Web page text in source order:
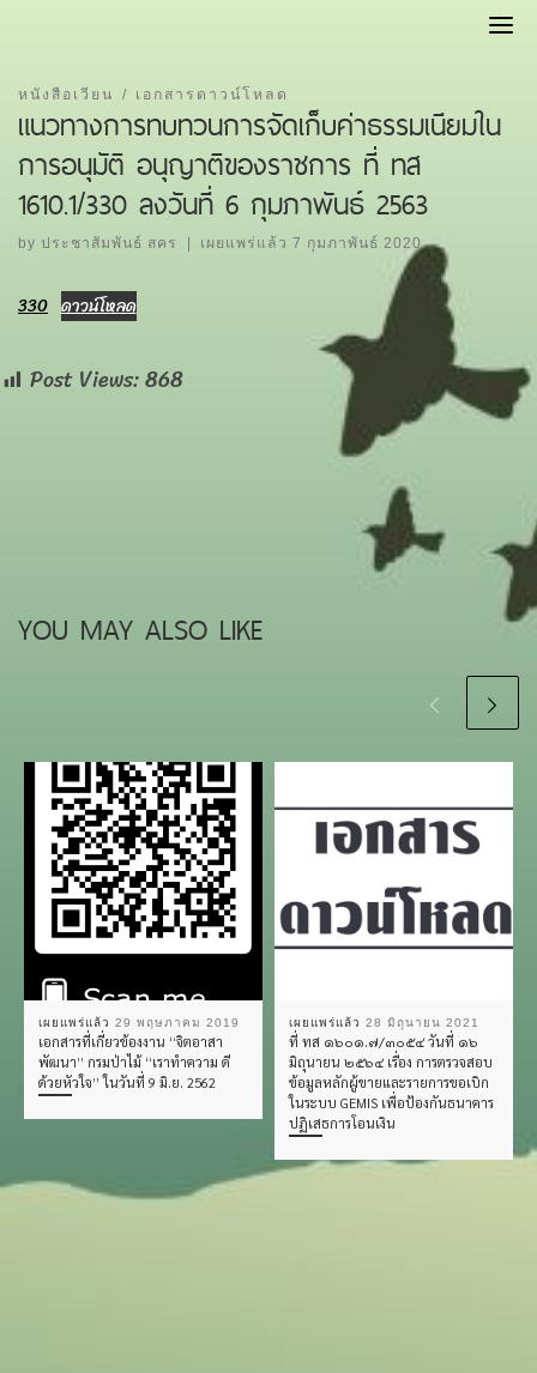
หนังสือเวียน เอกสารดาวน์โหลด
แนวทางการทบทวนการจัดเก็บค่าธรรมเนียมใน
การอนุมัติ อนุญาติของราชการ ที่ ทส
1610.1/330 ลงวันที่ 6 กุมภาพันธ์ 2563
by ประชาสัมพันธ์ สคร เผยแพร่แล้ว7 กุมภาพันธ์ 2020
330 ดาวน์โหลด
Post Views:868
YOU MAY ALSO LIKE
เผยแพร่แล้ว 29 พฤษภาคม 2019
เอกสารที่เกี่ยวข้องงาน “จิตอาสา
พัฒนา” กรมป่าไม้ “เราทำความ ดี
ด้วยหัวใจ” ในวันที่ 9 มิ.ย. 2562
เผยแพร่แล้ว 28 มิถุนายน 2021
ที่ ทส ๑๖๐๑.๗/๓๐๕๔ วันที่ ๑๖
มิถุนายน ๒๕๖๔ เรื่อง การตรวจสอบ
ข้อมูลหลักผู้ขายและรายการขอเบิก
ในระบบ GEMIS เพื่อป้องกันธนาคาร
ปฏิเสธการโอนเงิน